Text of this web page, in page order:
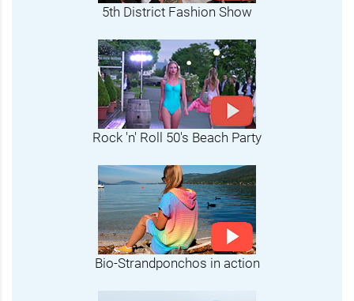
5th District Fashion Show
Rock 'n' Roll 50's Beach Party
Bio-Strandponchos in action